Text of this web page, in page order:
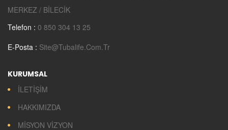
MERKEZ / BİLECİK
Telefon : 0 850 304 13 25
E-Posta : Site@tubalife.com.tr
KURUMSAL
İLETİŞİM
HAKKIMIZDA
MİSYON VİZYON